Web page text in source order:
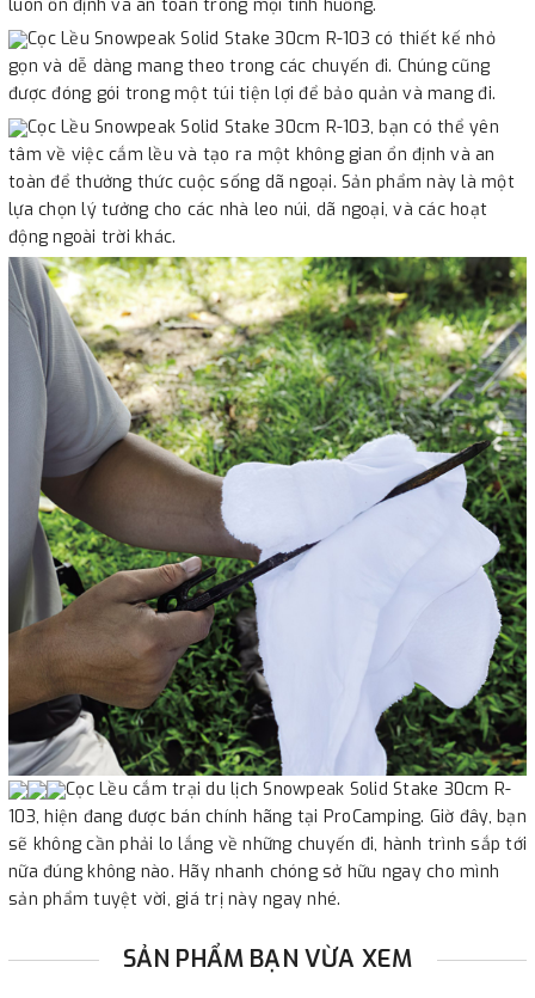
luôn ổn định và an toàn trong mọi tình huống.
Cọc Lều Snowpeak Solid Stake 30cm R-103 có thiết kế nhỏ
gọn và dễ dàng mang theo trong các chuyến đi. Chúng cũng
được đóng gói trong một túi tiện lợi để bảo quản và mang đi.
Cọc Lều Snowpeak Solid Stake 30cm R-103, bạn có thể yên
tâm về việc cắm lều và tạo ra một không gian ổn định và an
toàn để thưởng thức cuộc sống dã ngoại. Sản phẩm này là một
lựa chọn lý tưởng cho các nhà leo núi, dã ngoại, và các hoạt
động ngoài trời khác.
Cọc Lều cắm trại du lịch Snowpeak Solid Stake 30cm R-
103, hiện đang được bán chính hãng tại ProCamping. Giờ đây, bạn
sẽ không cần phải lo lắng về những chuyến đi, hành trình sắp tới
nữa đúng không nào. Hãy nhanh chóng sở hữu ngay cho mình
sản phẩm tuyệt vời, giá trị này ngay nhé.
SẢN PHẨM BẠN VỪA XEM